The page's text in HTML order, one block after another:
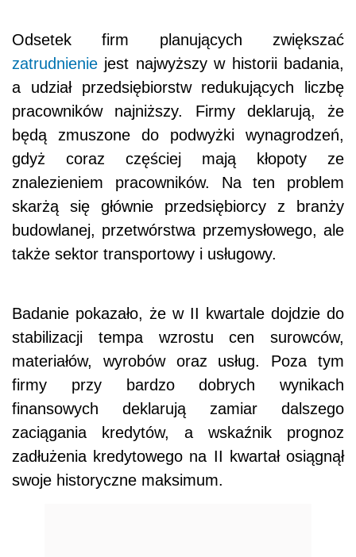
Odsetek firm planujących zwiększać
zatrudnienie jest najwyższy w historii badania,
a udział przedsiębiorstw redukujących liczbę
pracowników najniższy. Firmy deklarują, że
będą zmuszone do podwyżki wynagrodzeń,
gdyż coraz częściej mają kłopoty ze
znalezieniem pracowników. Na ten problem
skarżą się głównie przedsiębiorcy z branży
budowlanej, przetwórstwa przemysłowego, ale
także sektor transportowy i usługowy.
Badanie pokazało, że w II kwartale dojdzie do
stabilizacji tempa wzrostu cen surowców,
materiałów, wyrobów oraz usług. Poza tym
firmy przy bardzo dobrych wynikach
finansowych deklarują zamiar dalszego
zaciągania kredytów, a wskaźnik prognoz
zadłużenia kredytowego na II kwartał osiągnął
swoje historyczne maksimum.